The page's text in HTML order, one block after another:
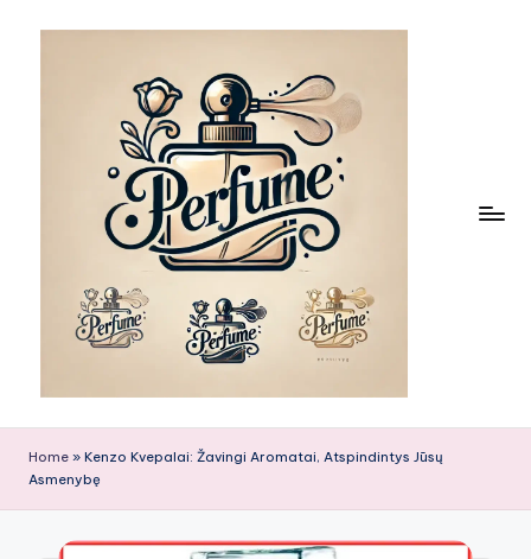
Home » Kenzo Kvepalai: Žavingi Aromatai, Atspindintys Jūsų
Asmenybę